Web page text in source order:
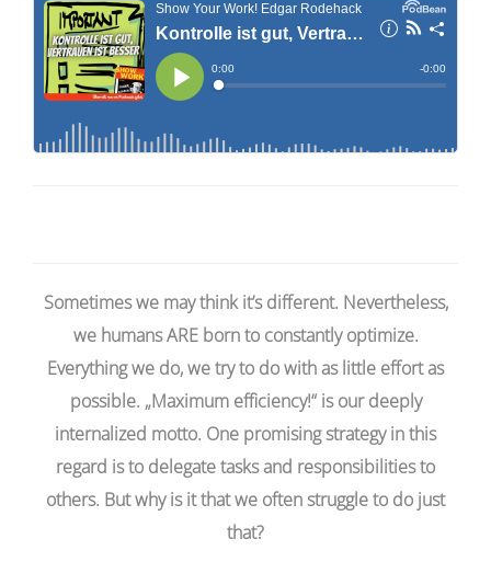
Sometimes we may think it’s different. Nevertheless,
we humans ARE born to constantly optimize.
Everything we do, we try to do with as little effort as
possible. „Maximum efficiency!“ is our deeply
internalized motto. One promising strategy in this
regard is to delegate tasks and responsibilities to
others. But why is it that we often struggle to do just
that?